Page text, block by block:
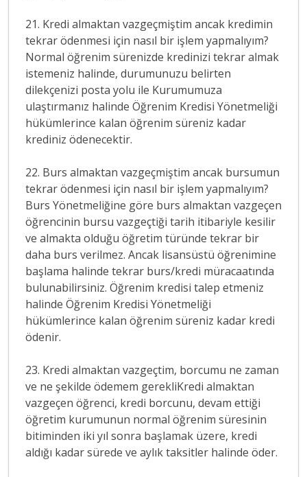
21. Kredi almaktan vazgeçmiştim ancak kredimin
tekrar ödenmesi için nasıl bir işlem yapmalıyım?
Normal öğrenim sürenizde kredinizi tekrar almak
istemeniz halinde, durumunuzu belirten
dilekçenizi posta yolu ile Kurumumuza
ulaştırmanız halinde Öğrenim Kredisi Yönetmeliği
hükümlerince kalan öğrenim süreniz kadar
krediniz ödenecektir.
22. Burs almaktan vazgeçmiştim ancak bursumun
tekrar ödenmesi için nasıl bir işlem yapmalıyım?
Burs Yönetmeliğine göre burs almaktan vazgeçen
öğrencinin bursu vazgeçtiği tarih itibariyle kesilir
ve almakta olduğu öğretim türünde tekrar bir
daha burs verilmez. Ancak lisansüstü öğrenimine
başlama halinde tekrar burs/kredi müracaatında
bulunabilirsiniz. Öğrenim kredisi talep etmeniz
halinde Öğrenim Kredisi Yönetmeliği
hükümlerince kalan öğrenim süreniz kadar kredi
ödenir.
23. Kredi almaktan vazgeçtim, borcumu ne zaman
ve ne şekilde ödemem gerekliKredi almaktan
vazgeçen öğrenci, kredi borcunu, devam ettiği
öğretim kurumunun normal öğrenim süresinin
bitiminden iki yıl sonra başlamak üzere, kredi
aldığı kadar sürede ve aylık taksitler halinde öder.